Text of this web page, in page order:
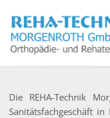
Die REHA-Technik
Sanitätsfachgeschäft